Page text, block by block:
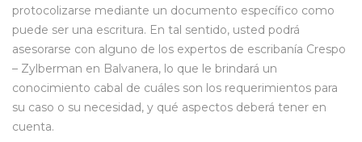
protocolizarse mediante un documento específico como
puede ser una escritura. En tal sentido, usted podrá
asesorarse con alguno de los expertos de escribanía Crespo
– Zylberman en Balvanera, lo que le brindará un
conocimiento cabal de cuáles son los requerimientos para
su caso o su necesidad, y qué aspectos deberá tener en
cuenta.